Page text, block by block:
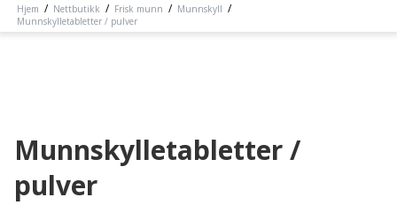
Hjem / Nettbutikk / Frisk munn / Munnskyll /
Munnskylletabletter / pulver
Munnskylletabletter /
pulver